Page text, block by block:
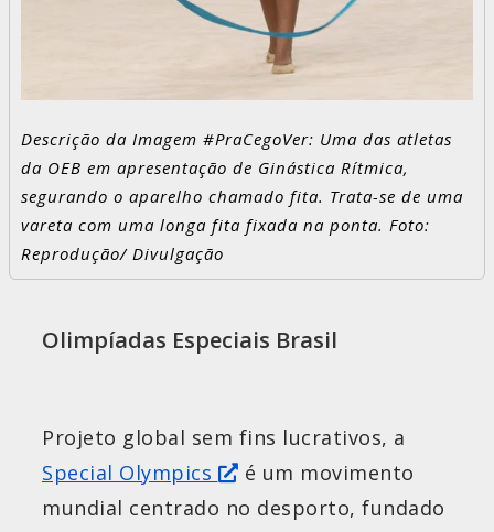
Descrição da Imagem #PraCegoVer: Uma das atletas
da OEB em apresentação de Ginástica Rítmica,
segurando o aparelho chamado fita. Trata-se de uma
vareta com uma longa fita fixada na ponta. Foto:
Reprodução/ Divulgação
Olimpíadas Especiais Brasil
Projeto global sem fins lucrativos, a
Special Olympics
é um movimento
mundial centrado no desporto, fundado